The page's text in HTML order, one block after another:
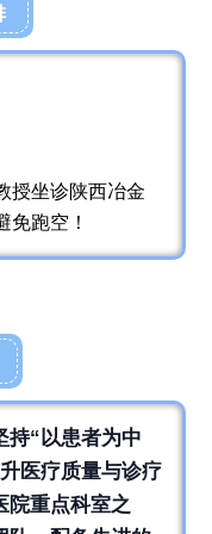
授坐诊陕西冶金
免跑空 ！
持“以患者为中
医疗质量与诊疗
院重点科室之